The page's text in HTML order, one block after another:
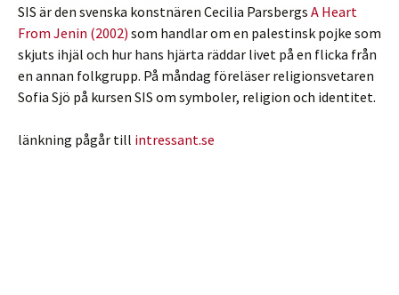
SIS är den svenska konstnären Cecilia Parsbergs A Heart
From Jenin (2002) som handlar om en palestinsk pojke som
skjuts ihjäl och hur hans hjärta räddar livet på en flicka från
en annan folkgrupp. På måndag föreläser religionsvetaren
Sofia Sjö på kursen SIS om symboler, religion och identitet.
länkning pågår till intressant.se